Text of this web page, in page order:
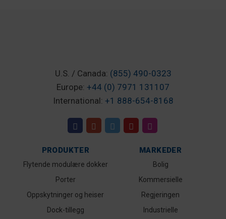
U.S. / Canada: (855) 490-0323
Europe: +44 (0) 7971 131107
International: +1 888-654-8168
PRODUKTER
Flytende modulære dokker
Porter
Oppskytninger og heiser
Dock-tillegg
MARKEDER
Bolig
Kommersielle
Regjeringen
Industrielle